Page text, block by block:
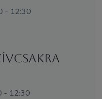
- 12:30
- 12:30